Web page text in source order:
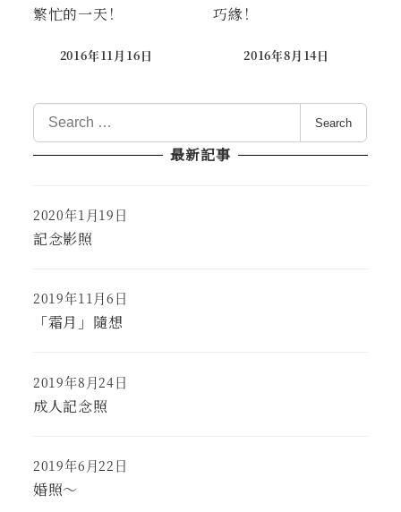
繁忙的一天！
Published
2016年11月16日
巧緣！
Published
2016年8月14日
e
a
h
f
r
Search
最新記事
記念影照
Published
2020年1月19日
「霜月」隨想
Published
2019年11月6日
成人記念照
Published
2019年8月24日
婚照～
Published
2019年6月22日